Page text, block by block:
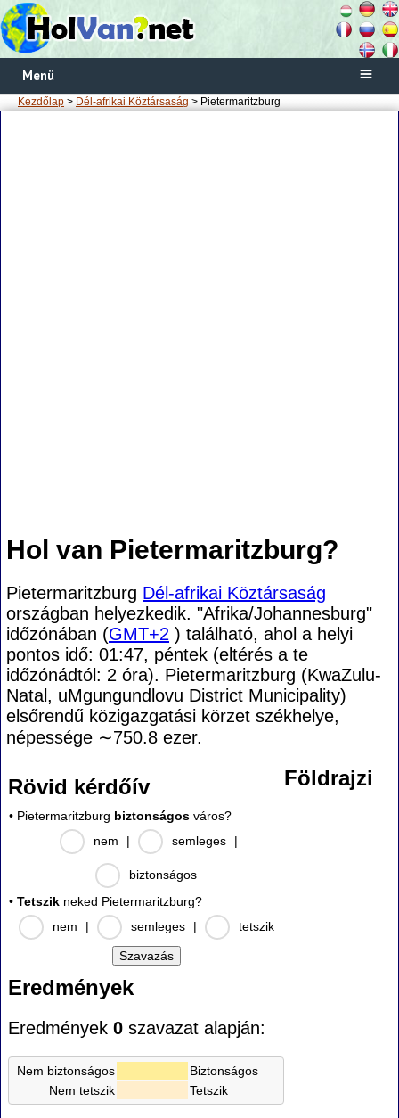
Menü
Kezdőlap > Dél-afrikai Köztársaság > Pietermaritzburg
Hol van Pietermaritzburg?
Pietermaritzburg Dél-afrikai Köztársaság
országban helyezkedik. "Afrika/Johannesburg"
időzónában (GMT+2 ) található, ahol a helyi
pontos idő: 01:47, péntek (eltérés a te
időzónádtól: 2 óra). Pietermaritzburg (KwaZulu-
Natal, uMgungundlovu District Municipality)
elsőrendű közigazgatási körzet székhelye,
népessége ∼750.8 ezer.
Rövid kérdőív
• Pietermaritzburg biztonságos város?
nem
| semleges |
biztonságos
• Tetszik neked Pietermaritzburg?
nem
| semleges | tetszik
Eredmények
Eredmények 0 szavazat alapján:
Nem biztonságos
Biztonságos
Nem tetszik
Tetszik
Földrajzi